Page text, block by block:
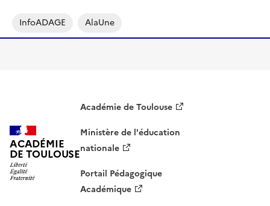
InfoADAGE AlaUne
ACADÉMIE
DE TOULOUSE
Académie de Toulouse
Ministère de l'éducation
nationale
Portail Pédagogique
Académique